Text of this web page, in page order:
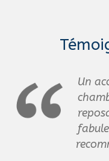
l’arrivée
midi et le
réservation.
Un